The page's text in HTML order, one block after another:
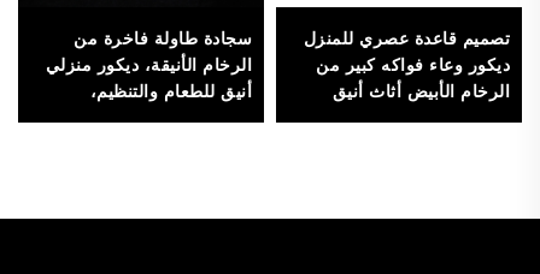
تصميم قاعدة عصري للمنزل
ديكور وعاء فواكه كبير من
الرخام الأبيض أثاث أنيق
للزينة
سجادة طاولة فاخرة من
الرخام الأنيقة، ديكور منزلي
أنيق للطعام والتنظيم،
مصنوعة من الحجر عالي